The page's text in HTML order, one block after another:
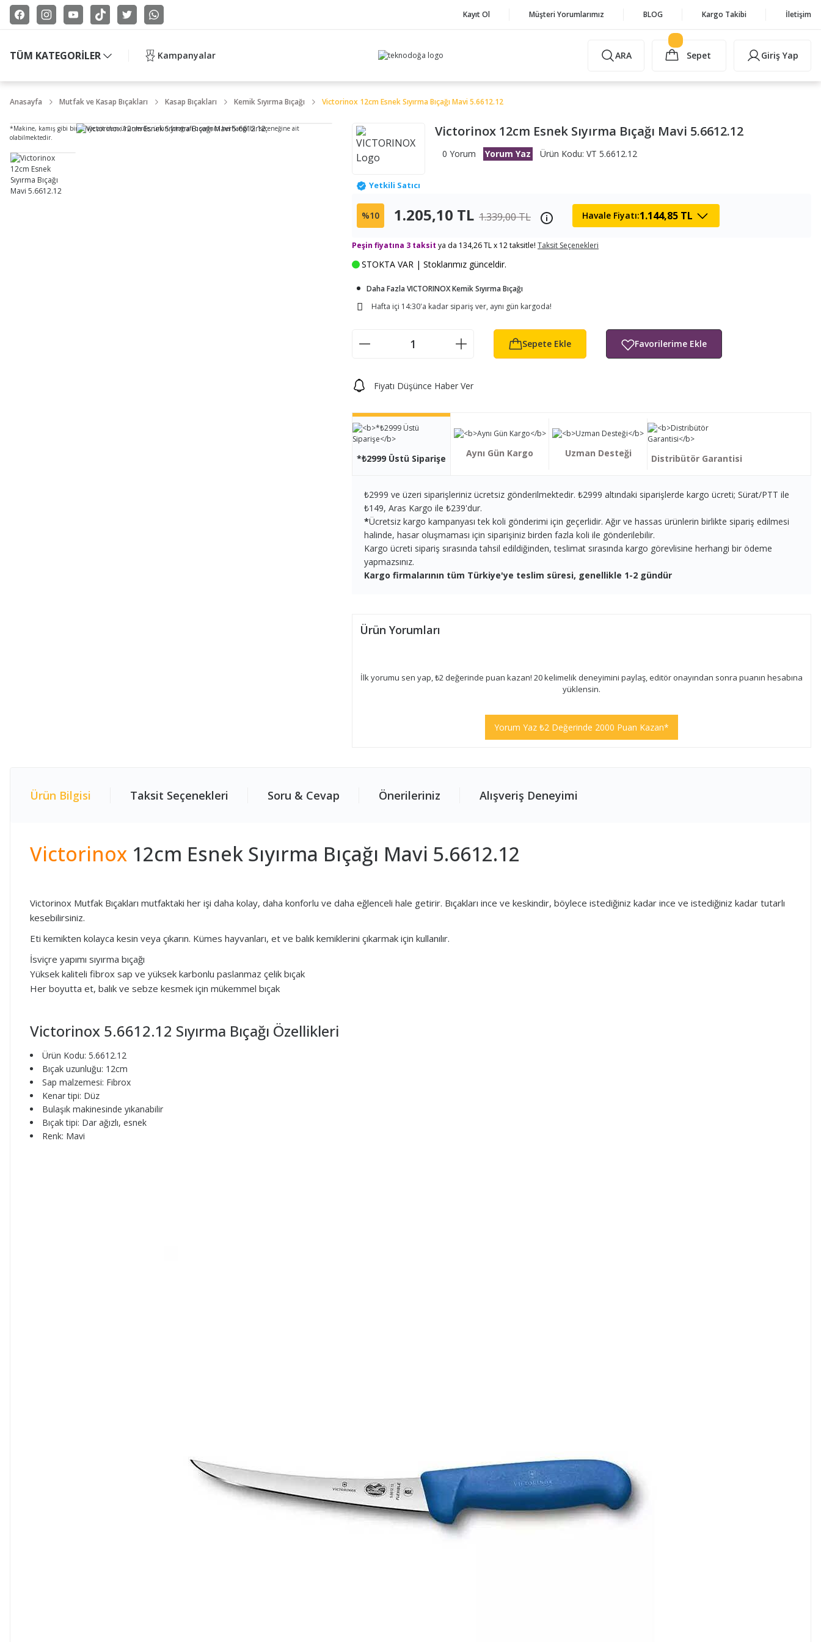
Kayıt Ol Müşteri Yorumlarımız BLOG Kargo Takibi İletişim
TÜM KATEGORİLER Kampanyalar ARA Sepet Giriş Yap
Anasayfa Mutfak ve Kasap Bıçakları Kasap Bıçakları Kemik Sıyırma Bıçağı Victorinox 12cm Esnek Sıyırma Bıçağı Mavi 5.6612.12
*Makine, kamış gibi bir seriye ait olan ürünlerde, ürün fotoğrafı o serinin herhangi bir seçeneğine ait
olabilmektedir.
Yetkili Satıcı
Victorinox 12cm Esnek Sıyırma Bıçağı Mavi 5.6612.12
0 Yorum Yorum Yaz Ürün Kodu: VT 5.6612.12
%10 1.205,10 TL 1.339,00 TL Havale Fiyatı:1.144,85 TL
Peşin fiyatına 3 taksit ya da 134,26 TL x 12 taksitle! Taksit Seçenekleri
STOKTA VAR | Stoklarımız günceldir.
Daha Fazla VICTORINOX Kemik Sıyırma Bıçağı
Hafta içi 14:30'a kadar sipariş ver, aynı gün kargoda!
Sepete Ekle
Fiyatı Düşünce Haber Ver
*₺2999 Üstü Siparişe Aynı Gün Kargo Uzman Desteği Distribütör Garantisi
₺2999 ve üzeri siparişleriniz ücretsiz gönderilmektedir. ₺2999 altındaki siparişlerde kargo ücreti; Sürat/PTT ile
₺149, Aras Kargo ile ₺239'dur.
*Ücretsiz kargo kampanyası tek koli gönderimi için geçerlidir. Ağır ve hassas ürünlerin birlikte sipariş edilmesi
halinde, hasar oluşmaması için siparişiniz birden fazla koli ile gönderilebilir.
Kargo ücreti sipariş sırasında tahsil edildiğinden, teslimat sırasında kargo görevlisine herhangi bir ödeme
yapmazsınız.
Kargo firmalarının tüm Türkiye'ye teslim süresi, genellikle 1-2 gündür
Ürün Yorumları
İlk yorumu sen yap, ₺2 değerinde puan kazan! 20 kelimelik deneyimini paylaş, editör onayından sonra puanın hesabına
yüklensin.
Yorum Yaz ₺2 Değerinde 2000 Puan Kazan*
Ürün Bilgisi Taksit Seçenekleri Soru & Cevap Önerileriniz Alışveriş Deneyimi
Victorinox 12cm Esnek Sıyırma Bıçağı Mavi 5.6612.12
Victorinox Mutfak Bıçakları mutfaktaki her işi daha kolay, daha konforlu ve daha eğlenceli hale getirir. Bıçakları ince ve keskindir, böylece istediğiniz kadar ince ve istediğiniz kadar tutarlı
kesebilirsiniz.
Eti kemikten kolayca kesin veya çıkarın. Kümes hayvanları, et ve balık kemiklerini çıkarmak için kullanılır.
İsviçre yapımı sıyırma bıçağı
Yüksek kaliteli fibrox sap ve yüksek karbonlu paslanmaz çelik bıçak
Her boyutta et, balık ve sebze kesmek için mükemmel bıçak
Victorinox 5.6612.12 Sıyırma Bıçağı Özellikleri
Ürün Kodu: 5.6612.12
Bıçak uzunluğu: 12cm
Sap malzemesi: Fibrox
Kenar tipi: Düz
Bulaşık makinesinde yıkanabilir
Bıçak tipi: Dar ağızlı, esnek
Renk: Mavi